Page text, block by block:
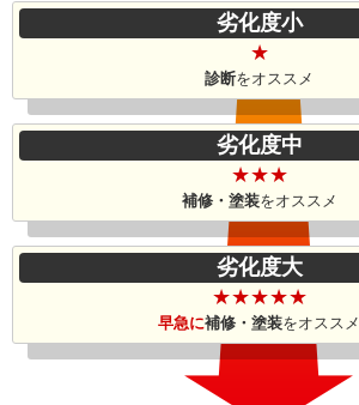
劣化度小
★
診断をオススメ
劣化度中
★★★
補修・塗装をオススメ
劣化度大
★★★★★
早急に補修・塗装をオススメ